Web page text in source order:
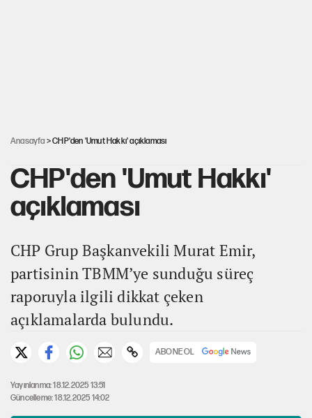
Anasayfa > CHP'den 'Umut Hakkı' açıklaması
CHP'den 'Umut Hakkı'
açıklaması
CHP Grup Başkanvekili Murat Emir,
partisinin TBMM’ye sunduğu süreç
raporuyla ilgili dikkat çeken
açıklamalarda bulundu.
ABONE OL
Yayınlanma: 18.12.2025 13:51
Güncelleme: 18.12.2025 14:02